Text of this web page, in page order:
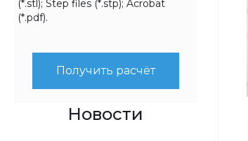
(*.stl); Step files (*.stp); Acrobat
(*.pdf).
Получить расчёт
Новости